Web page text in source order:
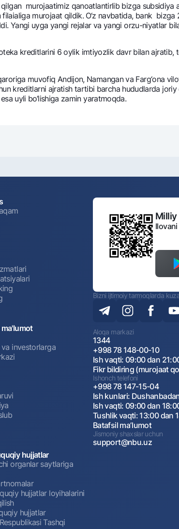
murojaatimiz qanoatlantirlib bizga
filaialiga murojaat qildik. O‘z navbatida, bank
Yangi uyga yangi rеjalar va yangi orzu-niyatlar
krеditlarini 6 oylik imtiyozlik davr bilan ajratib,
muvofiq Andijon, Namangan va Farg‘ona
krеditlarni ajratish tartibi barcha hududlarda
uyli bo‘lishiga zamin yaratmoqda.
investorlarga
hujjatlar
organlar saytlariga
hujjatlar loyihalarini
hujjatlar
Tashqi
Milliy
Bizni ijtimoiy tarmoqlarda
Aloqa markazi
1344
+998 78 148-00-10
Ish vaqti: 09:00 dan
Fikr bildiring (murojaat
Ishonch telefoni
+998 78 147-15-04
Ish kunlari:
Ish vaqti: 09:00 dan
Tushlik vaqti: 13:00 dan
Batafsil maʼlumot
Jismoniy shaxslar uchun
support@nbu.uz